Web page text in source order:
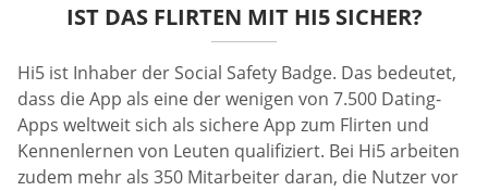
IST DAS FLIRTEN MIT HI5 SICHER?
Hi5 ist Inhaber der Social Safety Badge. Das bedeutet,
dass die App als eine der wenigen von 7.500 Dating-
Apps weltweit sich als sichere App zum Flirten und
Kennenlernen von Leuten qualifiziert. Bei Hi5 arbeiten
zudem mehr als 350 Mitarbeiter daran, die Nutzer vor